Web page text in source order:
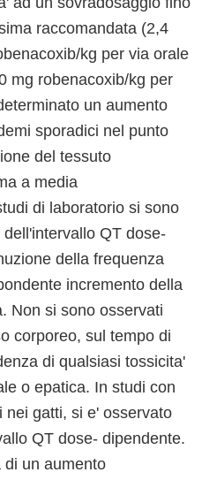
raccomandata (2,4
kg per via orale
mg robenacoxib/kg per
un aumento
sporadici nel punto
del tessuto
a media
di laboratorio si sono
QT dose-
della frequenza
incremento della
Non si sono osservati
corporeo, sul tempo di
di qualsiasi tossicita'
o epatica. In studi con
nei gatti, si e' osservato
QT dose- dipendente.
di un aumento